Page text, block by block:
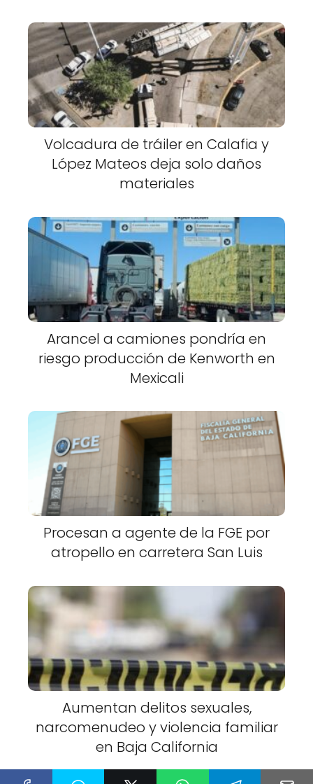
Volcadura de tráiler en Calafia y
López Mateos deja solo daños
materiales
Arancel a camiones pondría en
riesgo producción de Kenworth en
Mexicali
Procesan a agente de la FGE por
atropello en carretera San Luis
Aumentan delitos sexuales,
narcomenudeo y violencia familiar
en Baja California